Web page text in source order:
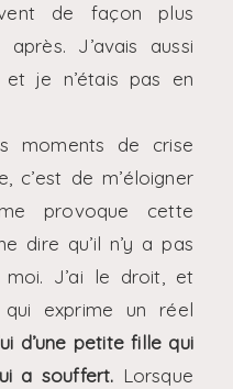
de façon plus
J’avais aussi
et je n’étais pas en
moments de crise
c’est de m’éloigner
provoque cette
dire qu’il n’y a pas
J’ai le droit, et
exprime un réel
d’une petite fille qui
a souffert. Lorsque